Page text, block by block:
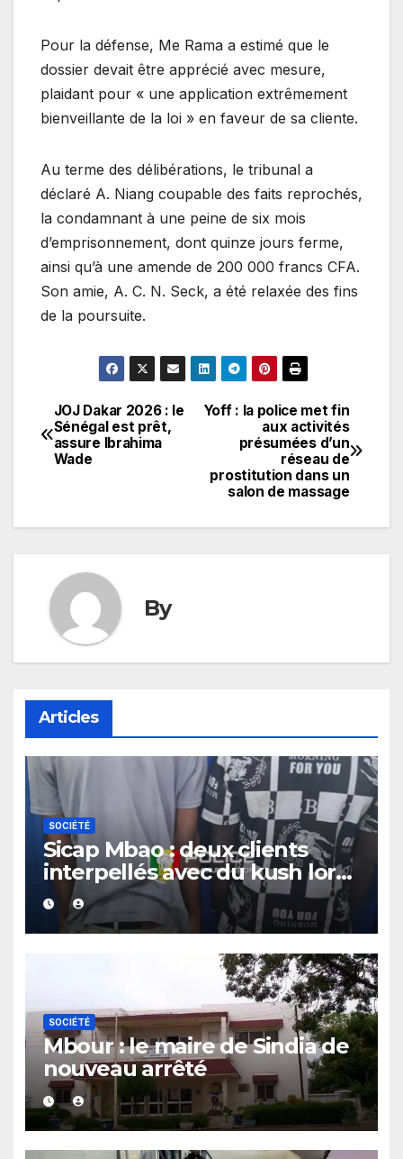
Pour la défense, Me Rama a estimé que le
dossier devait être apprécié avec mesure,
plaidant pour « une application extrêmement
bienveillante de la loi » en faveur de sa cliente.
Au terme des délibérations, le tribunal a
déclaré A. Niang coupable des faits reprochés,
la condamnant à une peine de six mois
d’emprisonnement, dont quinze jours ferme,
ainsi qu’à une amende de 200 000 francs CFA.
Son amie, A. C. N. Seck, a été relaxée des fins
de la poursuite.
Navigation
de
Yoff : la police met fin
aux activités
présumées d’un
réseau de
prostitution dans un
salon de massage
JOJ Dakar 2026 : le
Sénégal est prêt,
assure Ibrahima
Wade
By
Articles
SOCIÉTÉ
Sicap Mbao : deux clients
interpellés avec du kush lors
d’un contrôle de police dans
un bar
SOCIÉTÉ
Mbour : le maire de Sindia de
nouveau arrêté